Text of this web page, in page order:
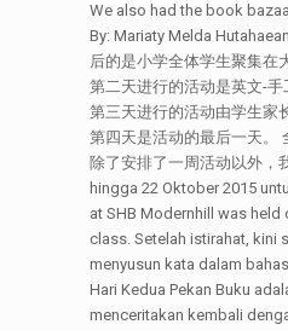
We also had the book
By: Mariaty Melda
后的是小学全体学生聚集在
第二天进行的活动是英文-手
第三天进行的活动由学生家
第四天是活动的最后一天。
除了安排了一周活动以外，
hingga 22 Oktober 2015
at SHB Modernhill was
class. Setelah istirahat, kini
menyusun kata dalam
Hari Kedua Pekan Buku
menceritakan kembali